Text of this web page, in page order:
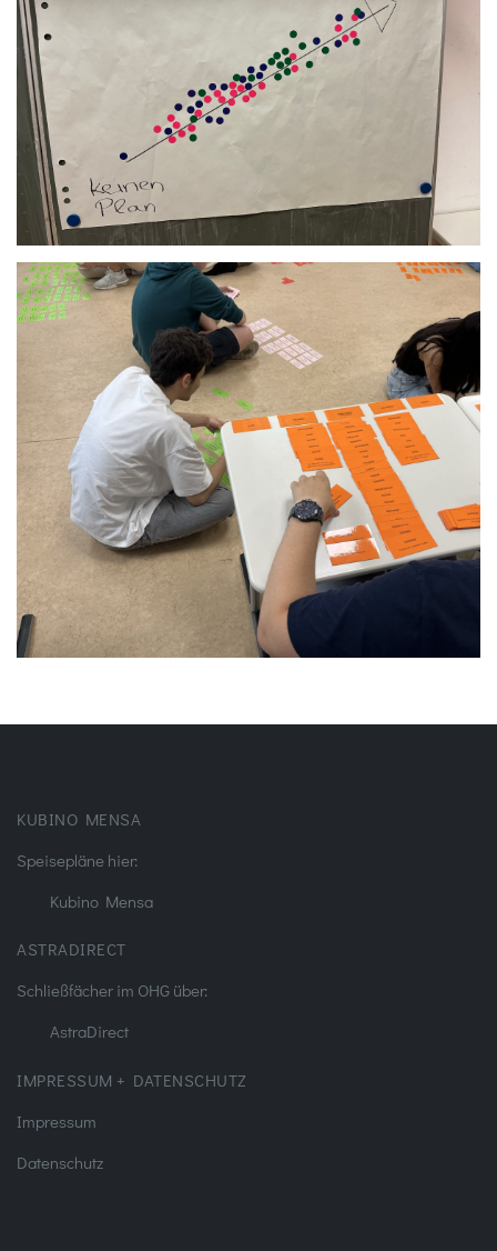
KUBINO MENSA
Speisepläne hier:
Kubino Mensa
ASTRADIRECT
Schließfächer im OHG über:
AstraDirect
IMPRESSUM + DATENSCHUTZ
Impressum
Datenschutz